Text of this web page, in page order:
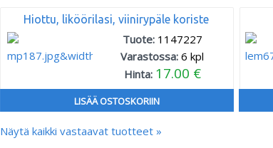
Hiottu, liköörilasi, viinirypäle koriste
Tuote: 1147227
Varastossa:6 kpl
Hinta: 17.00 €
LISÄÄ OSTOSKORIIN
Näytä kaikki vastaavat tuotteet »